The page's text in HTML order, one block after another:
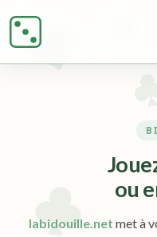
ou
labidouille.net met à